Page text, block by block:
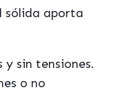
sólida aporta
y sin tensiones.
o no